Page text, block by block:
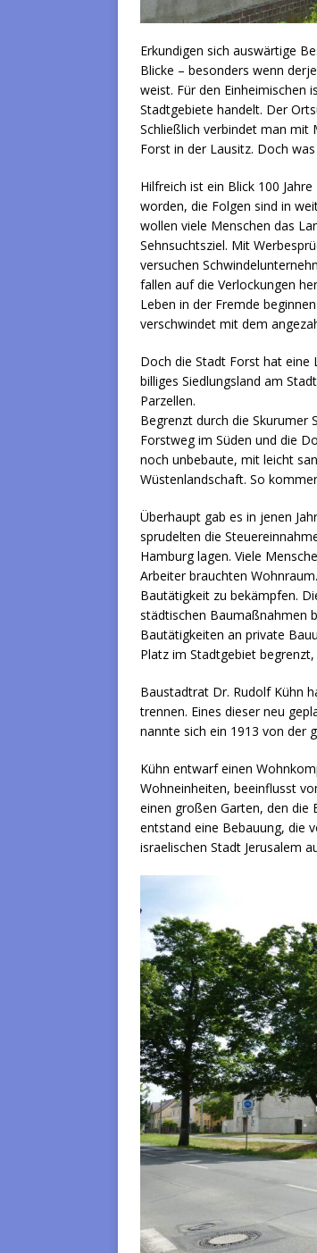
Erkundigen sich auswärtige
Blicke – besonders wenn
weist. Für den Einheimischen
Stadtgebiete handelt. Der
Schließlich verbindet man mit
Forst in der Lausitz. Doch
Hilfreich ist ein Blick 100
worden, die Folgen sind in
wollen viele Menschen das
Sehnsuchtsziel. Mit
versuchen
fallen auf die Verlockungen
Leben in der Fremde
verschwindet mit dem
Doch die Stadt Forst hat eine
billiges Siedlungsland am
Parzellen.
Begrenzt durch die Skurumer
Forstweg im Süden und die
noch unbebaute, mit leicht
Wüstenlandschaft. So
Überhaupt gab es in jenen
sprudelten die
Hamburg lagen. Viele
Arbeiter brauchten
Bautätigkeit zu bekämpfen.
städtischen Baumaßnahmen
Bautätigkeiten an private
Platz im Stadtgebiet
Baustadtrat Dr. Rudolf Kühn
trennen. Eines dieser neu
nannte sich ein 1913 von der
Kühn entwarf einen
Wohneinheiten, beeinflusst
einen großen Garten, den die
entstand eine Bebauung, die
israelischen Stadt Jerusalem